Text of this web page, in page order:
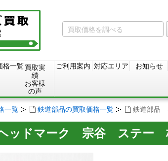
格一覧買取実
績
お客様
の声
ご利用案内 対応エリア お知らせ
一覧 鉄道部品の買取価格一覧 鉄道部品
ッドマーク 宗谷 ステー